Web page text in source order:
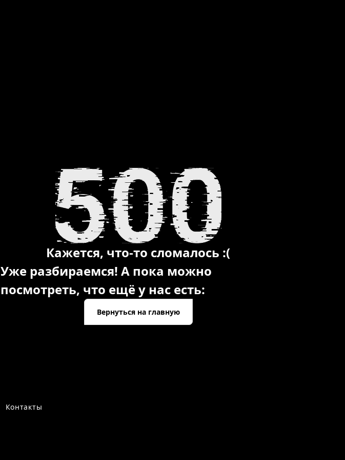
Кажется, что-то сломалось :(
Уже разбираемся! А пока можно
посмотреть, что ещё у нас есть:
Вернуться на главную
Контакты